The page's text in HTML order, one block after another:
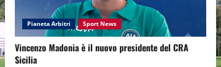
Pianeta Arbitri Sport News
Vincenzo Madonia è il nuovo presidente del CRA
Sicilia